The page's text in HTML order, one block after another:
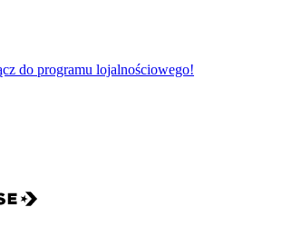
do programu lojalnościowego!